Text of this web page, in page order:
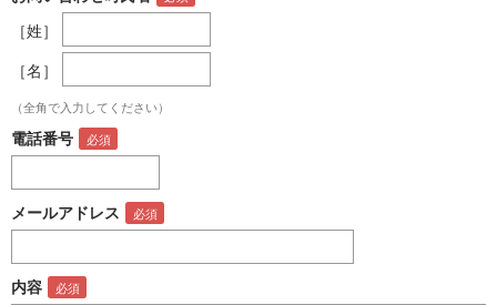
［姓］
［名］
（全角で入力してください）
電話番号
メールアドレス
内容